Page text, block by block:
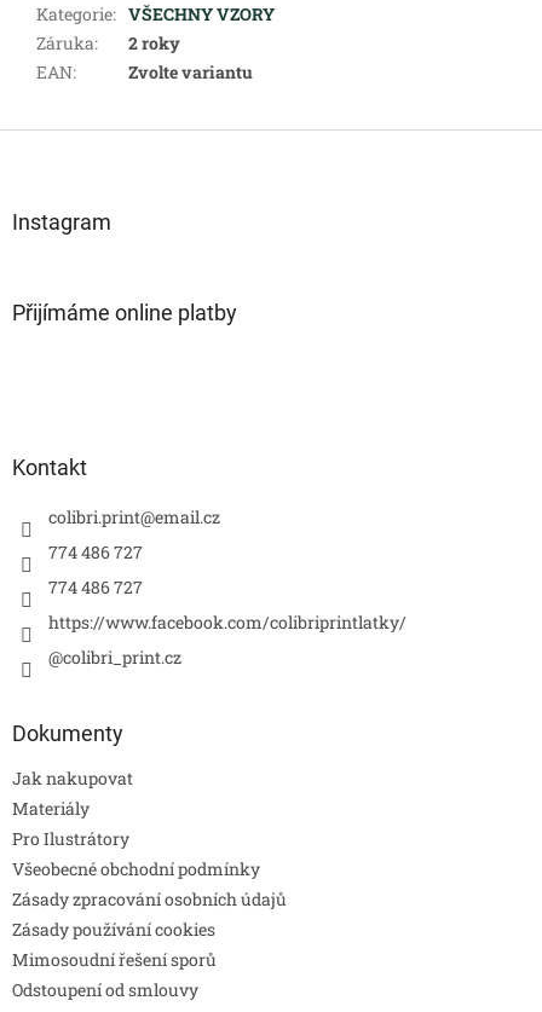
Kategorie: VŠECHNY VZORY
Záruka:
2 roky
EAN: Zvolte variantu
Instagram
Přijímáme online platby
Kontakt
colibri.print@email.cz
774 486 727
774 486 727
https://www.facebook.com/colibriprintlatky/
@colibri_print.cz
Dokumenty
Jak nakupovat
Materiály
Pro Ilustrátory
Všeobecné obchodní podmínky
Zásady zpracování osobních údajů
Zásady používání cookies
Mimosoudní řešení sporů
Odstoupení od smlouvy